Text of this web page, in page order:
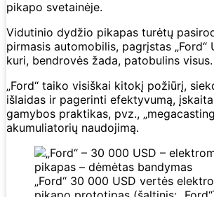
pikapo svetainėje.
Vidutinio dydžio pikapas turėtų
pirmasis automobilis, pagrįstas „Ford“
kuri, bendrovės žada, patobulins visus.
„Ford“ taiko visiškai kitokį požiūrį,
išlaidas ir pagerinti efektyvumą,
gamybos praktikas, pvz.,
akumuliatorių naudojimą.
„Ford“ 30 000 USD vertės